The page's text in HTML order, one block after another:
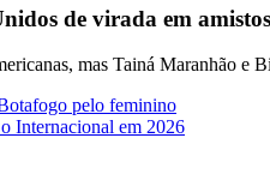
de virada em
mas Tainá Maranhão
pelo feminino
Internacional em 2026